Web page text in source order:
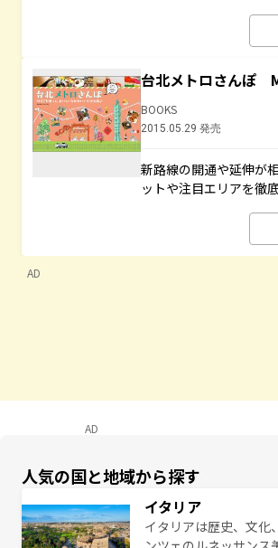
台北メトロさんぽ
BOOKS
2015.05.29 発売
新路線の開通や延伸が
ットや注目エリアを徹
AD
AD
人気の国と地域から探す
イタリア
イタリアは歴史、文化